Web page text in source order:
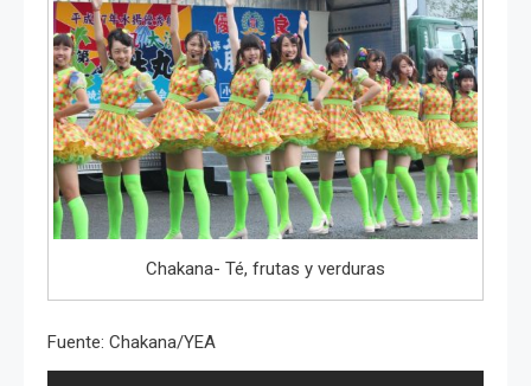
Chakana- Té, frutas y verduras
Fuente: Chakana/YEA